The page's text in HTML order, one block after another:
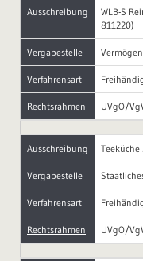
Ausschreibung
WLB-S
811220)
Vergabestelle
Verfahrensart
Rechtsrahmen UVgO/
Ausschreibung Teeküche
Vergabestelle
Verfahrensart
Rechtsrahmen UVgO/